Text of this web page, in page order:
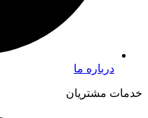
درباره ما
خدمات مشتریان